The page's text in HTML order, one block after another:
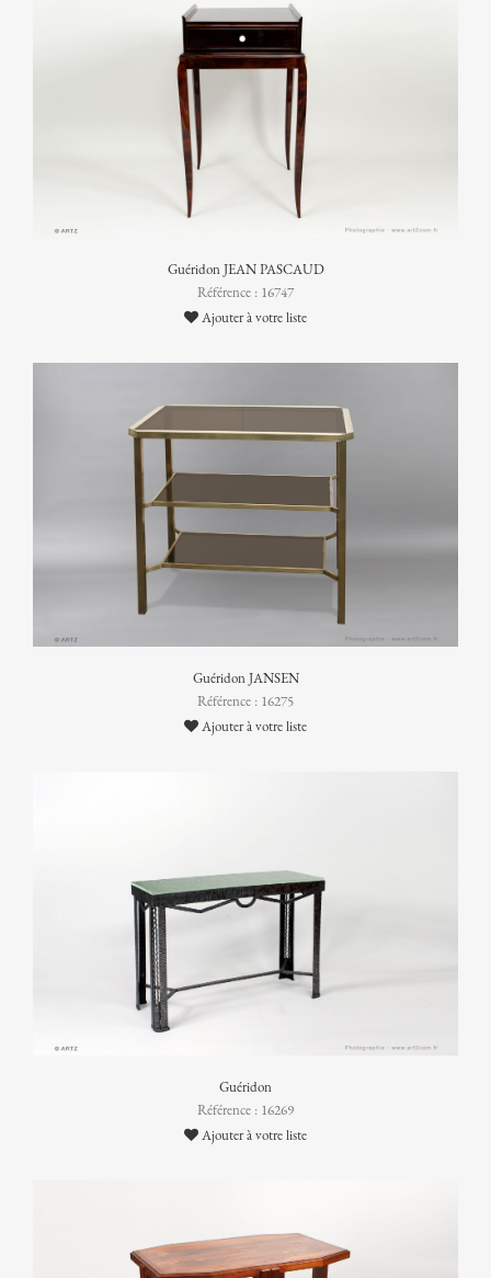
Guéridon JEAN PASCAUD
Référence : 16747
Ajouter à votre liste
Guéridon JANSEN
Référence : 16275
Ajouter à votre liste
Guéridon
Référence : 16269
Ajouter à votre liste